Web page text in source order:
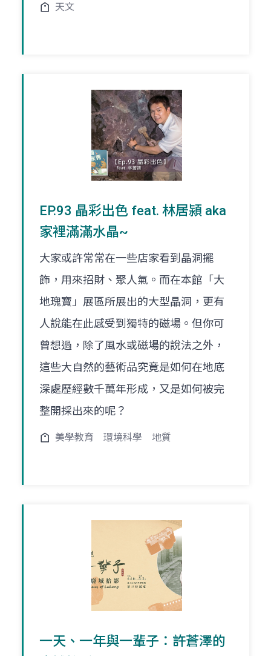
天文
EP.93 晶彩出色 feat. 林居潁 aka
家裡滿滿水晶~
大家或許常常在一些店家看到晶洞擺
飾，用來招財、聚人氣。而在本館「大
地瑰寶」展區所展出的大型晶洞，更有
人說能在此感受到獨特的磁場。但你可
曾想過，除了風水或磁場的說法之外，
這些大自然的藝術品究竟是如何在地底
深處歷經數千萬年形成，又是如何被完
整開採出來的呢？
美學教育 環境科學 地質
一天、一年與一輩子：許蒼澤的